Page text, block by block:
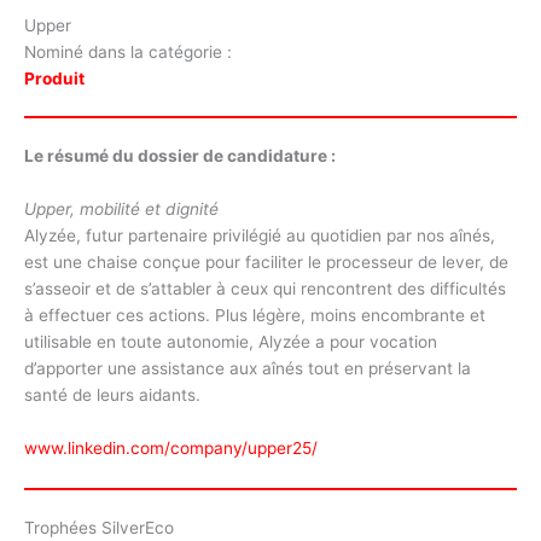
Upper
Nominé dans la catégorie :
Produit
Le résumé du dossier de candidature :
Upper, mobilité et dignité
Alyzée, futur partenaire privilégié au quotidien par nos aînés,
est une chaise conçue pour faciliter le processeur de lever, de
s’asseoir et de s’attabler à ceux qui rencontrent des difficultés
à effectuer ces actions. Plus légère, moins encombrante et
utilisable en toute autonomie, Alyzée a pour vocation
d’apporter une assistance aux aînés tout en préservant la
santé de leurs aidants.
www.linkedin.com/company/upper25/
Trophées SilverEco